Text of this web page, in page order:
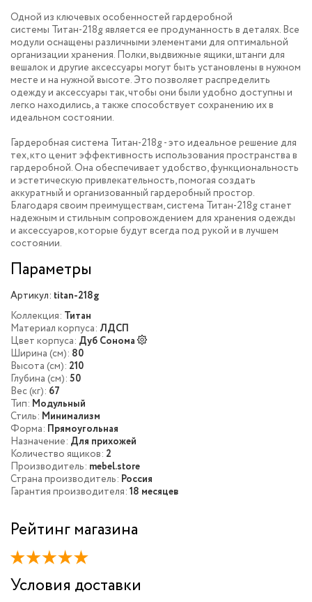
Одной из ключевых особенностей гардеробной
системы Титан-218g является ее продуманность в деталях. Все
модули оснащены различными элементами для оптимальной
организации хранения. Полки, выдвижные ящики, штанги для
вешалок и другие аксессуары могут быть установлены в нужном
месте и на нужной высоте. Это позволяет распределить
одежду и аксессуары так, чтобы они были удобно доступны и
легко находились, а также способствует сохранению их в
идеальном состоянии.
Гардеробная система Титан-218g - это идеальное решение для
тех, кто ценит эффективность использования пространства в
гардеробной. Она обеспечивает удобство, функциональность
и эстетическую привлекательность, помогая создать
аккуратный и организованный гардеробный простор.
Благодаря своим преимуществам, система Титан-218g станет
надежным и стильным сопровождением для хранения одежды
и аксессуаров, которые будут всегда под рукой и в лучшем
состоянии.
Параметры
Артикул: titan-218g
Коллекция: Титан
Материал корпуса: ЛДСП
Цвет корпуса: Дуб Сонома
Ширина (см): 80
Высота (см): 210
Глубина (см): 50
Вес (кг): 67
Тип: Модульный
Стиль: Минимализм
Форма: Прямоугольная
Назначение: Для прихожей
Количество ящиков: 2
Производитель: mebel.store
Страна производитель: Россия
Гарантия производителя: 18 месяцев
Рейтинг магазина
Условия доставки